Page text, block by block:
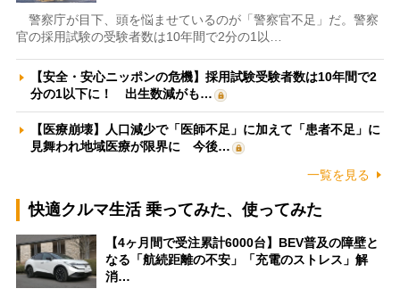
警察庁が目下、頭を悩ませているのが「警察官不足」だ。警察
官の採用試験の受験者数は10年間で2分の1以…
【安全・安心ニッポンの危機】採用試験受験者数は10年間で2
分の1以下に！ 出生数減がも…
【医療崩壊】人口減少で「医師不足」に加えて「患者不足」に
見舞われ地域医療が限界に 今後…
一覧を見る
快適クルマ生活 乗ってみた、使ってみた
【4ヶ月間で受注累計6000台】BEV普及の障壁と
なる「航続距離の不安」「充電のストレス」解
消…